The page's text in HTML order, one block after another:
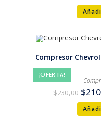
¡OFERTA!
Compresor
$230,00 $